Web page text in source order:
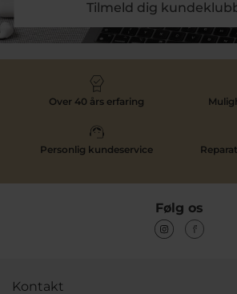
Tilmeld dig
Over 40 års erfaring
Personlig kundeservice
Følg os
Kontakt